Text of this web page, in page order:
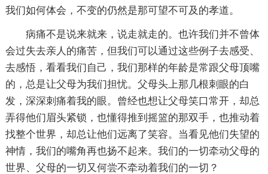
我们如何体会，不变的仍然是那可望不可及的孝道。
病痛不是说来就来，说走就走的。也许我们并不曾体
会过失去亲人的痛苦，但我们可以通过这些例子去感受、
去感悟，看看我们自己，我们那样的年龄是常跟父母顶嘴
的，总是让父母为我们担忧。父母头上那几根刺眼的白
发，深深刺痛着我的眼。曾经也想让父母笑口常开，却总
弄得他们眉头紧锁，也懂得推到摇篮的那双手，也推动着
找整个世界，却总让他们远离了笑容。当看见他们失望的
神情，我们的嘴角再也扬不起来。我们的一切牵动父母的
世界、父母的一切又何尝不牵动着我们的一切？